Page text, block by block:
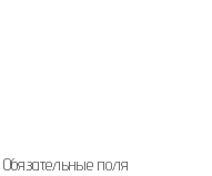
Обязательные поля